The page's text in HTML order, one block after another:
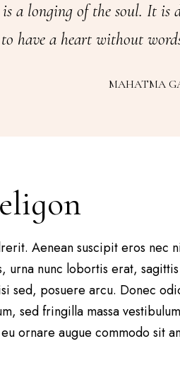
a longing of the soul. It is
have a heart without
MAHATMA
Aenean suscipit eros
urna nunc lobortis erat,
sed, posuere arcu. Donec
sed fringilla massa
ornare augue commodo sit